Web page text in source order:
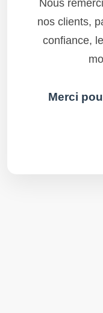
Nous
nos clients,
confiance,
Merci